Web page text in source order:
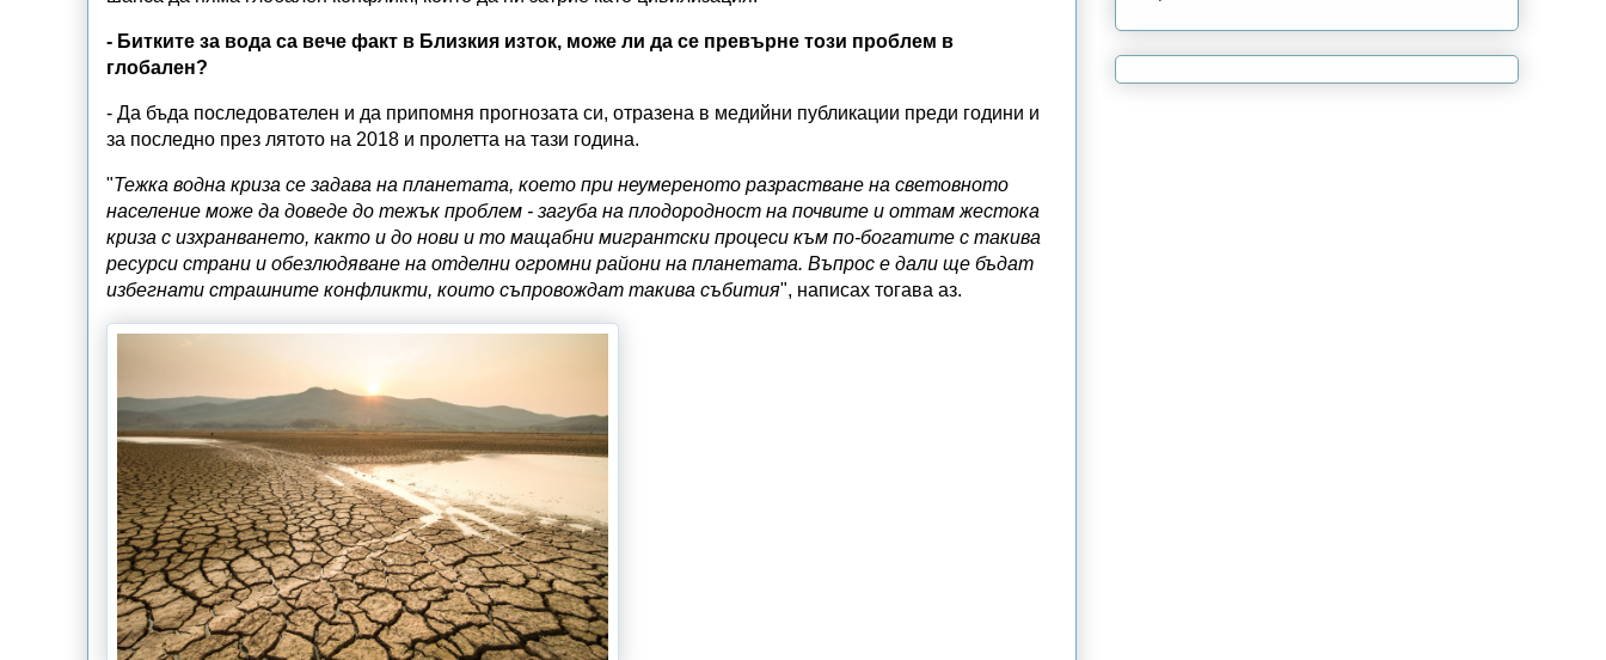
- Битките за вода са вече факт в Близкия изток, може ли да се превърне този проблем в
глобален?
- Да бъда последователен и да припомня прогнозата си, отразена в медийни публикации преди години и
за последно през лятото на 2018 и пролетта на тази година.
"Тежка водна криза се задава на планетата, което при неумереното разрастване на световното
население може да доведе до тежък проблем - загуба на плодородност на почвите и оттам жестока
криза с изхранването, както и до нови и то мащабни мигрантски процеси към по-богатите с такива
ресурси страни и обезлюдяване на отделни огромни райони на планетата. Въпрос е дали ще бъдат
избегнати страшните конфликти, които съпровождат такива събития", написах тогава аз.